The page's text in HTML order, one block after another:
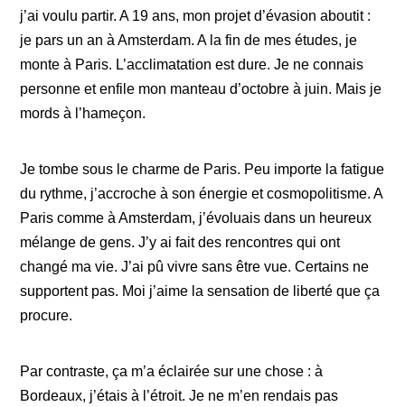
j’ai voulu partir. A 19 ans, mon projet d’évasion aboutit :
je pars un an à Amsterdam. A la fin de mes études, je
monte à Paris. L’acclimatation est dure. Je ne connais
personne et enfile mon manteau d’octobre à juin. Mais je
mords à l’hameçon.
Je tombe sous le charme de Paris. Peu importe la fatigue
du rythme, j’accroche à son énergie et cosmopolitisme. A
Paris comme à Amsterdam, j’évoluais dans un heureux
mélange de gens. J’y ai fait des rencontres qui ont
changé ma vie. J’ai pû vivre sans être vue. Certains ne
supportent pas. Moi j’aime la sensation de liberté que ça
procure.
Par contraste, ça m’a éclairée sur une chose : à
Bordeaux, j’étais à l’étroit. Je ne m’en rendais pas